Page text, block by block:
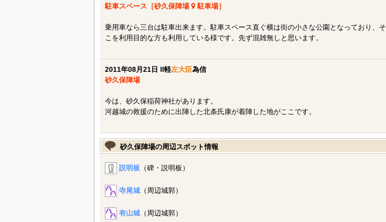
駐車スペース［砂久保陣場
駐車場］
乗用車なら三台は駐車出来ます。駐車スペース直ぐ横は街の小さな公園となっており、そ
こを利用目的な方も利用している様です。先ず混雑無しと思います。
2011年08月21日 II軽左大臣為信
砂久保陣場
今は、砂久保稲荷神社があります。
河越城の救援のために出陣した北条氏康が着陣した地がここです。
砂久保陣場の周辺スポット情報
説明板 （碑・説明板）
寺尾城（周辺城郭）
有山城（周辺城郭）